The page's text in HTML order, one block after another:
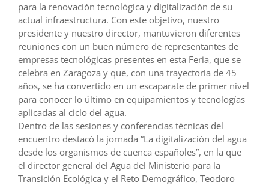
para la renovación tecnológica y digitalización de su
actual infraestructura. Con este objetivo, nuestro
presidente y nuestro director, mantuvieron diferentes
reuniones con un buen número de representantes de
empresas tecnológicas presentes en esta Feria, que se
celebra en Zaragoza y que, con una trayectoria de 45
años, se ha convertido en un escaparate de primer nivel
para conocer lo último en equipamientos y tecnologías
aplicadas al ciclo del agua.
Dentro de las sesiones y conferencias técnicas del
encuentro destacó la jornada “La digitalización del agua
desde los organismos de cuenca españoles”, en la que
el director general del Agua del Ministerio para la
Transición Ecológica y el Reto Demográfico, Teodoro